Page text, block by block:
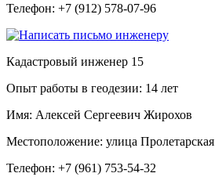
Телефон: +7 (912) 578-07-96
Кадастровый инженер 15
Опыт работы в геодезии: 14 лет
Имя: Алексей Сергеевич Жирохов
Местоположение: улица Пролетарская
Телефон: +7 (961) 753-54-32